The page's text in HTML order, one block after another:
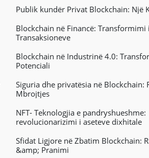
Publik kundër Privat Blockchain: Një
Blockchain në Financë: Transformimi i
Transaksioneve
Blockchain në Industrinë 4.0:
Potenciali
Siguria dhe privatësia në Blockchain:
Mbrojtjes
NFT- Teknologjia e pandryshueshme:
revolucionarizimi i aseteve dixhitale
Sfidat Ligjore në Zbatim Blockchain:
&amp; Pranimi